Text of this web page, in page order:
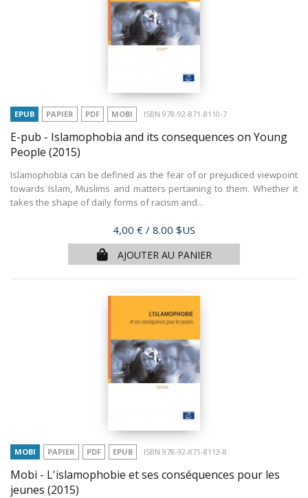
EPUB PAPIER PDF MOBI ISBN 978-92-871-8110-7
E-pub - Islamophobia and its consequences on Young
People (2015)
Islamophobia can be defined as the fear of or prejudiced viewpoint
towards Islam, Muslims and matters pertaining to them. Whether it
takes the shape of daily forms of racism and...
Prix
4,00 € / 8.00 $US
AJOUTER AU PANIER
MOBI PAPIER PDF EPUB ISBN 978-92-871-8113-8
Mobi - L'islamophobie et ses conséquences pour les
jeunes (2015)